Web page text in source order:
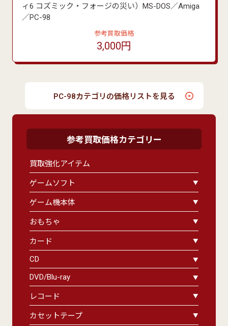
ィ6 コズミック・フォージの災い）MS-DOS／Amiga
／PC-98
参考買取価格
3,000円
PC-98カテゴリの価格リストを見る
参考買取価格カテゴリー
買取強化アイテム
ゲームソフト
ゲーム機本体
おもちゃ
カード
CD
DVD/Blu-ray
レコード
カセットテープ